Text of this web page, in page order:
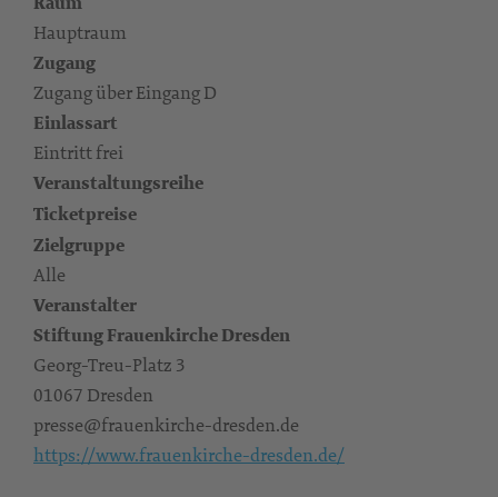
Hauptraum
Zugang
Zugang über Eingang D
Einlassart
Eintritt frei
Veranstaltungsreihe
Ticketpreise
Zielgruppe
Alle
Veranstalter
Stiftung Frauenkirche Dresden
Georg-Treu-Platz 3
01067 Dresden
presse@frauenkirche-dresden.de
https://www.frauenkirche-dresden.de/